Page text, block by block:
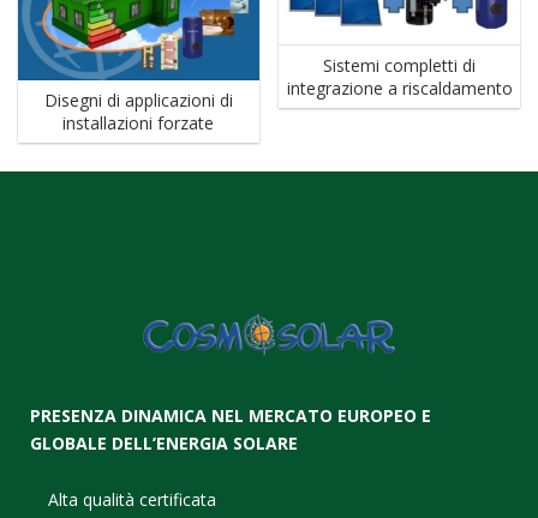
Disegni di applicazioni di
installazioni forzate
Sistemi completti di
integrazione a riscaldamento
PRESENZA DINAMICA NEL MERCATO EUROPEO E
GLOBALE DELL’ENERGIA SOLARE
Alta qualità certificata